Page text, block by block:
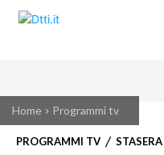
Home Programmi tv
PROGRAMMI TV